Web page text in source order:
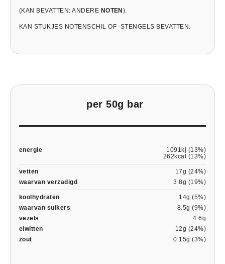
(KAN BEVATTEN: ANDERE NOTEN ).
KAN STUKJES NOTENSCHIL OF -STENGELS BEVATTEN.
per 50g bar
energie
1091kj (13%)
262kcal (13%)
vetten
17g (24%)
waarvan verzadigd
3.8g (19%)
koolhydraten
14g (5%)
waarvan suikers
8.5g (9%)
vezels
4.6g
eiwitten
12g (24%)
zout
0.15g (3%)